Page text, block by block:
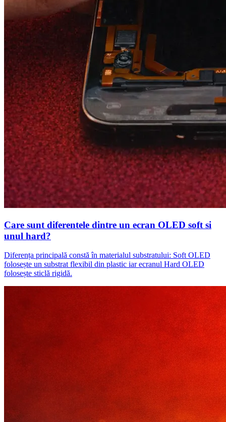
Care sunt diferentele dintre un ecran OLED soft si
unul hard?
Diferența principală constă în materialul substratului: Soft OLED
folosește un substrat flexibil din plastic iar ecranul Hard OLED
folosește sticlă rigidă.